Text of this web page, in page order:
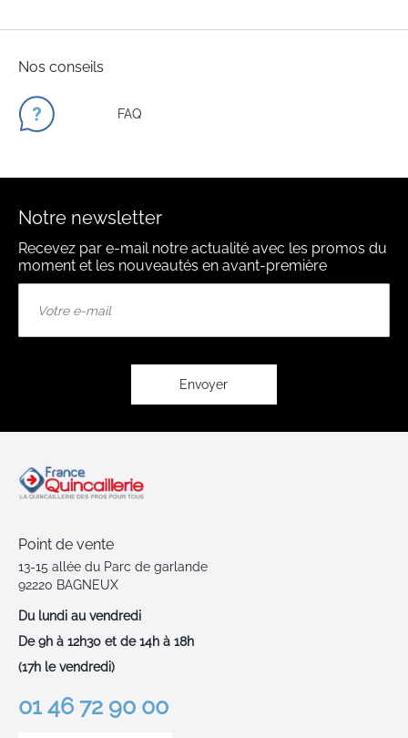
Nos conseils
FAQ
Notre newsletter
Recevez par e-mail notre actualité avec les promos du
moment et les nouveautés en avant-première
Envoyer
Point de vente
13-15 allée du Parc de garlande
92220 BAGNEUX
Du lundi au vendredi
De 9h à 12h30 et de 14h à 18h
(17h le vendredi)
01 46 72 90 00